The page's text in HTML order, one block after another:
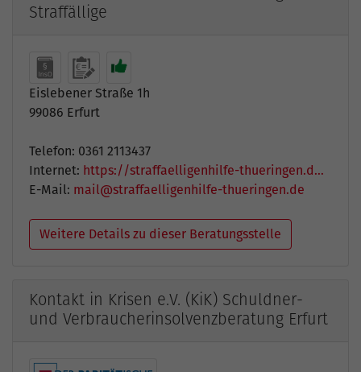
Straffällige
Eislebener Straße 1h
99086 Erfurt
Telefon: 0361 2113437
Internet: https://straffaelligenhilfe-thueringen.d…
E-Mail: mail@straffaelligenhilfe-thueringen.de
Weitere Details zu dieser Beratungsstelle
Kontakt in Krisen e.V. (KiK) Schuldner-
und Verbraucherinsolvenzberatung Erfurt